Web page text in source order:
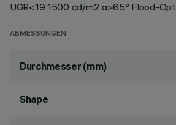
UGR<19 1500 cd/m2 α>65° Flood-
ABMESSUNGEN
Durchmesser (mm)
Shape